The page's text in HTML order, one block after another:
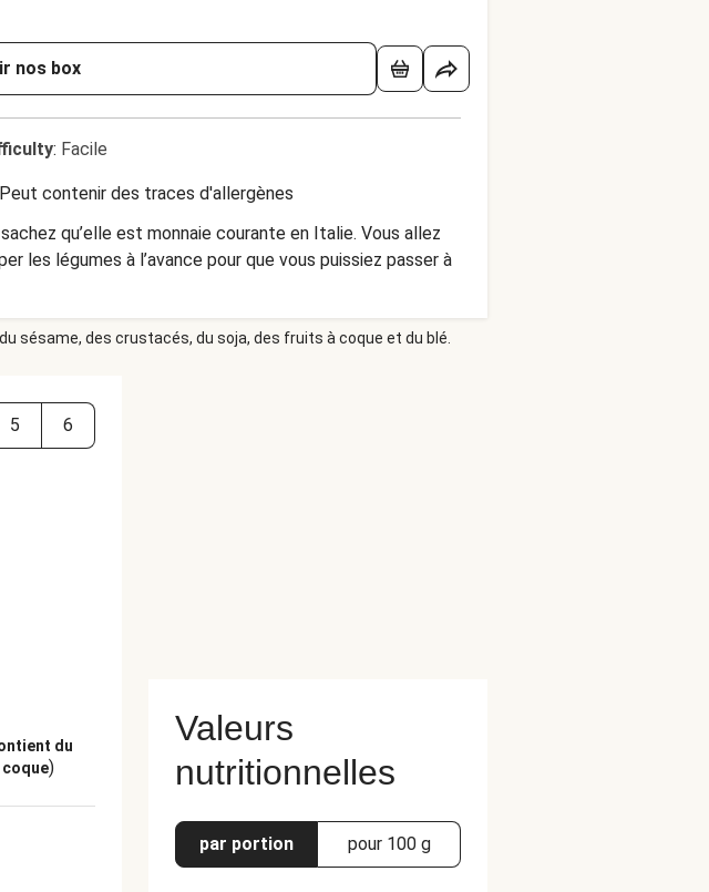
nos box
: Facile
Peut contenir des traces d'allergènes
qu’elle est monnaie courante en Italie. Vous allez
les légumes à l’avance pour que vous puissiez passer à
sésame, des crustacés, du soja, des fruits à coque et du blé.
5 6
du
coque)
Valeurs
nutritionnelles
par portion pour 100 g